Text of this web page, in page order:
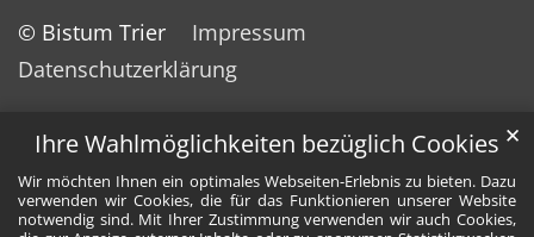
Ihre Wahlmöglichkeiten bezüglich Cookies
Wir möchten Ihnen ein optimales Webseiten-Erlebnis zu bieten. Dazu
verwenden wir Cookies, die für das Funktionieren unserer Website
notwendig sind. Mit Ihrer Zustimmung verwenden wir auch Cookies,
✕
© Bistum Trier
Impressum
Datenschutzerklärung